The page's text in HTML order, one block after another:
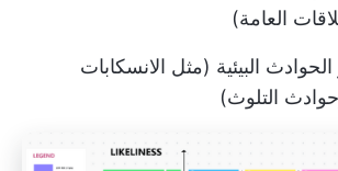
العامة)
البيئية (مثل الانسكابات
التلوث)